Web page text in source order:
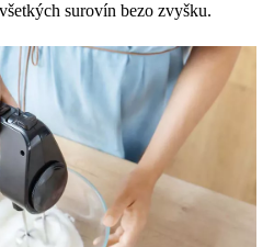
surovín bezo zvyšku.